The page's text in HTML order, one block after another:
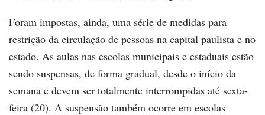
Foram impostas, ainda, uma série de medidas para
restrição da circulação de pessoas na capital paulista e no
estado. As aulas nas escolas municipais e estaduais estão
sendo suspensas, de forma gradual, desde o início da
semana e devem ser totalmente interrompidas até sexta-
feira (20). A suspensão também ocorre em escolas